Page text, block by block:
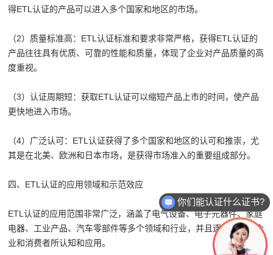
得ETL认证的产品可以进入多个国家和地区的市场。
（2）质量标准高：ETL认证标准和要求非常严格，获得ETL认证的
产品往往具有优质、可靠的性能和质量，体现了企业对产品质量的高
度重视。
（3）认证周期短：获取ETL认证可以缩短产品上市的时间，使产品
更快地进入市场。
（4）广泛认可：ETL认证获得了多个国家和地区的认可和推崇，尤
其是在北美、欧洲和日本市场，是获得市场准入的重要组成部分。
四、ETL认证的应用领域和示范效应
ETL认证的应用范围非常广泛，涵盖了电气设备、电子元器件、家庭
电器、工业产品、汽车零部件等多个领域和行业，并且逐渐被广大企
业和消费者所认知和应用。
你们能认证什么证书?